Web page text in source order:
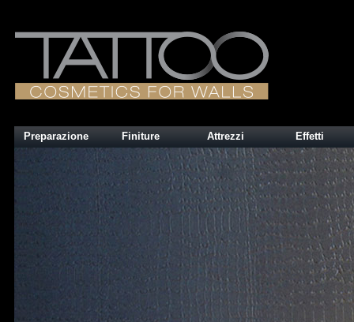
Preparazione Finiture Attrezzi Effetti